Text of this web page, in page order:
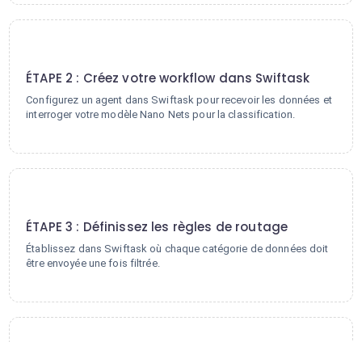
ÉTAPE 2 : Créez votre workflow dans Swiftask
Configurez un agent dans Swiftask pour recevoir les données et
interroger votre modèle Nano Nets pour la classification.
ÉTAPE 3 : Définissez les règles de routage
Établissez dans Swiftask où chaque catégorie de données doit
être envoyée une fois filtrée.